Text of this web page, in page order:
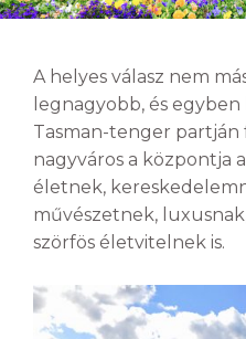
A helyes válasz nem
legnagyobb, és
Tasman-tenger partján
nagyváros a központja
életnek,
művészetnek,
szörfös életvitelnek is.